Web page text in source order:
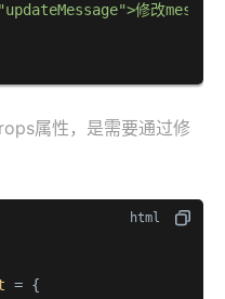
修改
属性，是需要通过修
= {